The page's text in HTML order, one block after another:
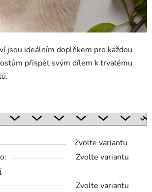
jsou ideálním doplňkem pro každou
přispět svým dílem k trvalému
Zvolte variantu
Zvolte variantu
Zvolte variantu